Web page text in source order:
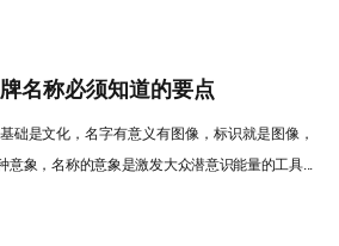
名称必须知道的要点
础是文化，名字有意义有图像，标识就是图像，
意象，名称的意象是激发大众潜意识能量的工具...